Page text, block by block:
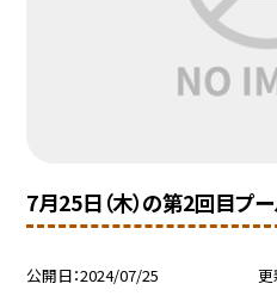
7月25日（木）の第2回目プー
公開日 2024/07/25 更